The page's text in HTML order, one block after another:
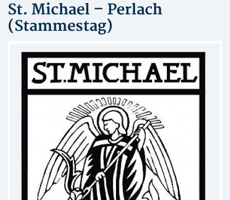
St. Michael – Perlach
(Stammestag)